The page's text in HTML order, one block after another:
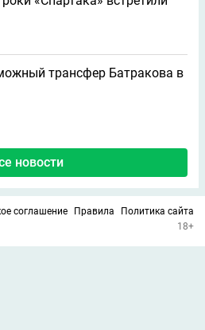
трансфер Батракова в
новости
соглашение Правила
Политика сайта
18+